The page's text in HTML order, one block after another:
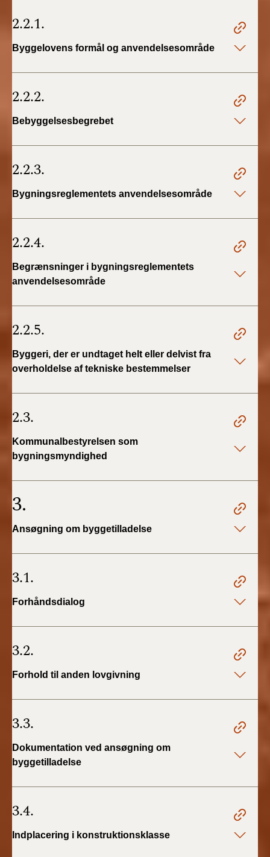
2.2.1.
Byggelovens formål og anvendelsesområde
2.2.2.
Bebyggelsesbegrebet
2.2.3.
Bygningsreglementets anvendelsesområde
2.2.4.
Begrænsninger i bygningsreglementets
anvendelsesområde
2.2.5.
Byggeri, der er undtaget helt eller delvist fra
overholdelse af tekniske bestemmelser
2.3.
Kommunalbestyrelsen som
bygningsmyndighed
3.
Ansøgning om byggetilladelse
3.1.
Forhåndsdialog
3.2.
Forhold til anden lovgivning
3.3.
Dokumentation ved ansøgning om
byggetilladelse
3.4.
Indplacering i konstruktionsklasse